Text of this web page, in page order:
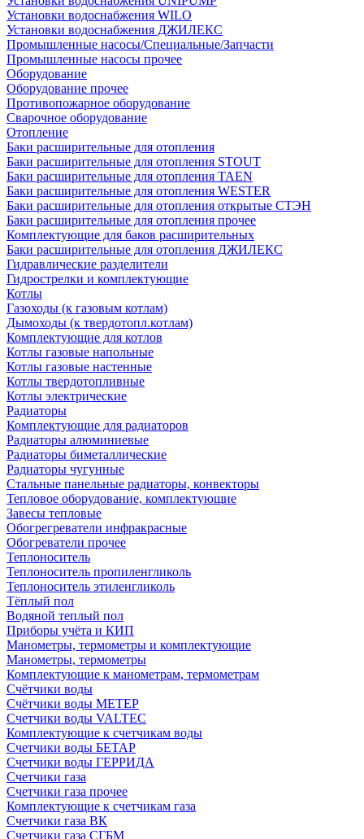
Установки водоснабжения WILO
Установки водоснабжения ДЖИЛЕКС
Промышленные насосы/Специальные/Запчасти
Промышленные насосы прочее
Оборудование
Оборудование прочее
Противопожарное оборудование
Сварочное оборудование
Отопление
Баки расширительные для отопления
Баки расширительные для отопления STOUT
Баки расширительные для отопления TAEN
Баки расширительные для отопления WESTER
Баки расширительные для отопления открытые СТЭН
Баки расширительные для отопления прочее
Комплектующие для баков расширительных
Баки расширительные для отопления ДЖИЛЕКС
Гидравлические разделители
Гидрострелки и комплектующие
Котлы
Газоходы (к газовым котлам)
Дымоходы (к твердотопл.котлам)
Комплектующие для котлов
Котлы газовые напольные
Котлы газовые настенные
Котлы твердотопливные
Котлы электрические
Радиаторы
Комплектующие для радиаторов
Радиаторы алюминиевые
Радиаторы биметаллические
Радиаторы чугунные
Стальные панельные радиаторы, конвекторы
Тепловое оборудование, комплектующие
Завесы тепловые
Обогрегреватели инфракрасные
Обогреватели прочее
Теплоноситель
Теплоноситель пропиленгликоль
Теплоноситель этиленгликоль
Тёплый пол
Водяной теплый пол
Приборы учёта и КИП
Манометры, термометры и комплектующие
Манометры, термометры
Комплектующие к манометрам, термометрам
Счётчики воды
Счётчики воды МЕТЕР
Счетчики воды VALTEC
Комплектующие к счетчикам воды
Счетчики воды БЕТАР
Счетчики воды ГЕРРИДА
Счетчики газа
Счетчики газа прочее
Комплектующие к счетчикам газа
Счетчики газа ВК
Счетчики газа СГБМ